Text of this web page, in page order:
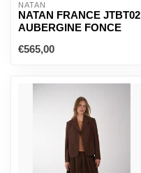
NATAN
NATAN FRANCE JTBT02
AUBERGINE FONCE
€565,00